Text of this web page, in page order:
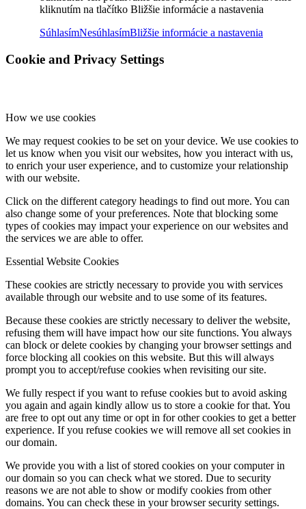
kliknutím na tlačítko Bližšie informácie a nastavenia
SúhlasímNesúhlasímBližšie informácie a nastavenia
Cookie and Privacy Settings
How we use cookies
We may request cookies to be set on your device. We use cookies to
let us know when you visit our websites, how you interact with us,
to enrich your user experience, and to customize your relationship
with our website.
Click on the different category headings to find out more. You can
also change some of your preferences. Note that blocking some
types of cookies may impact your experience on our websites and
the services we are able to offer.
Essential Website Cookies
These cookies are strictly necessary to provide you with services
available through our website and to use some of its features.
Because these cookies are strictly necessary to deliver the website,
refusing them will have impact how our site functions. You always
can block or delete cookies by changing your browser settings and
force blocking all cookies on this website. But this will always
prompt you to accept/refuse cookies when revisiting our site.
We fully respect if you want to refuse cookies but to avoid asking
you again and again kindly allow us to store a cookie for that. You
are free to opt out any time or opt in for other cookies to get a better
experience. If you refuse cookies we will remove all set cookies in
our domain.
We provide you with a list of stored cookies on your computer in
our domain so you can check what we stored. Due to security
reasons we are not able to show or modify cookies from other
domains. You can check these in your browser security settings.